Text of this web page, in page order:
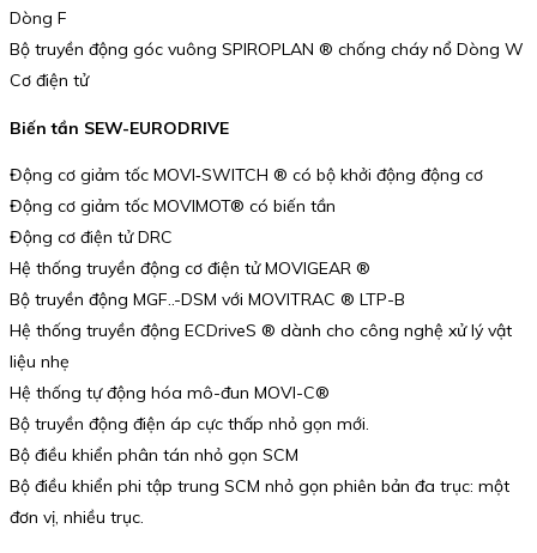
Dòng F
Bộ truyền động góc vuông SPIROPLAN ® chống cháy nổ Dòng W
Cơ điện tử
Biến tần SEW-EURODRIVE
Động cơ giảm tốc MOVI‑SWITCH ® có bộ khởi động động cơ
Động cơ giảm tốc MOVIMOT® có biến tần
Động cơ điện tử DRC
Hệ thống truyền động cơ điện tử MOVIGEAR ®
Bộ truyền động MGF..-DSM với MOVITRAC ® LTP-B
Hệ thống truyền động ECDriveS ® dành cho công nghệ xử lý vật
liệu nhẹ
Hệ thống tự động hóa mô-đun MOVI-C®
Bộ truyền động điện áp cực thấp nhỏ gọn mới.
Bộ điều khiển phân tán nhỏ gọn SCM
Bộ điều khiển phi tập trung SCM nhỏ gọn phiên bản đa trục: một
đơn vị, nhiều trục.